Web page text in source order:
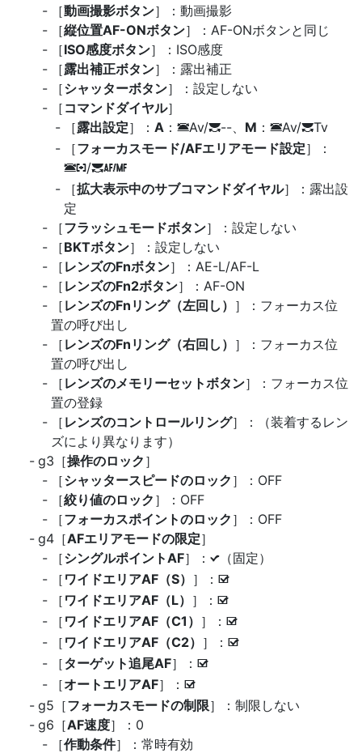
［動画撮影ボタン］：動画撮影
［縦位置AF-ONボタン］：AF-ONボタンと同じ
［ISO感度ボタン］：ISO感度
［露出補正ボタン］：露出補正
［シャッターボタン］：設定しない
［ コマンドダイヤル］
［露出設定］： A ： 3Av/y--、 M ： 3Av/yTv
［フォーカスモード/AFエリアモード設定］：
3t/ys
［拡大表示中のサブコマンドダイヤル］：露出設
定
［フラッシュモードボタン］：設定しない
［BKTボタン］：設定しない
［ レンズのFnボタン］：AE-L/AF-L
［ レンズのFn2ボタン］：AF-ON
［ レンズのFnリング（左回し） ］：フォーカス位
置の呼び出し
［ レンズのFnリング（右回し） ］：フォーカス位
置の呼び出し
［ レンズのメモリーセットボタン］：フォーカス位
置の登録
［ レンズのコントロールリング］：（装着するレン
ズにより異なります）
g3［操作のロック ］
［シャッタースピードのロック ］：OFF
［絞り値のロック ］：OFF
［フォーカスポイントのロック ］：OFF
g4［AFエリアモードの限定］
［シングルポイントAF］： L
（固定）
［ ワイドエリアAF（S） ］： M
［ ワイドエリアAF（L） ］： M
［ ワイドエリアAF（C1） ］： M
［ ワイドエリアAF（C2） ］： M
［ターゲット追尾AF］： M
［オートエリアAF］： M
g5［フォーカスモードの制限］：制限しない
g6［AF速度］：0
［作動条件］：常時有効